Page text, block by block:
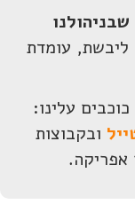
שבניהולנו
ליבשת, עומדת
ובקבוצות
אפריקה.